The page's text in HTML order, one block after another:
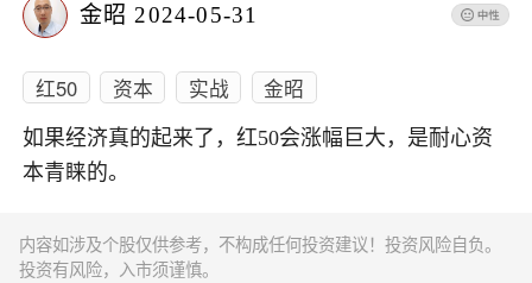
金昭 2024-05-31
红50 资本 实战 金昭
如果经济真的起来了，红50会涨幅巨大，是耐心资
本青睐的。
内容如涉及个股仅供参考，不构成任何投资建议！投资风险自负。
投资有风险，入市须谨慎。